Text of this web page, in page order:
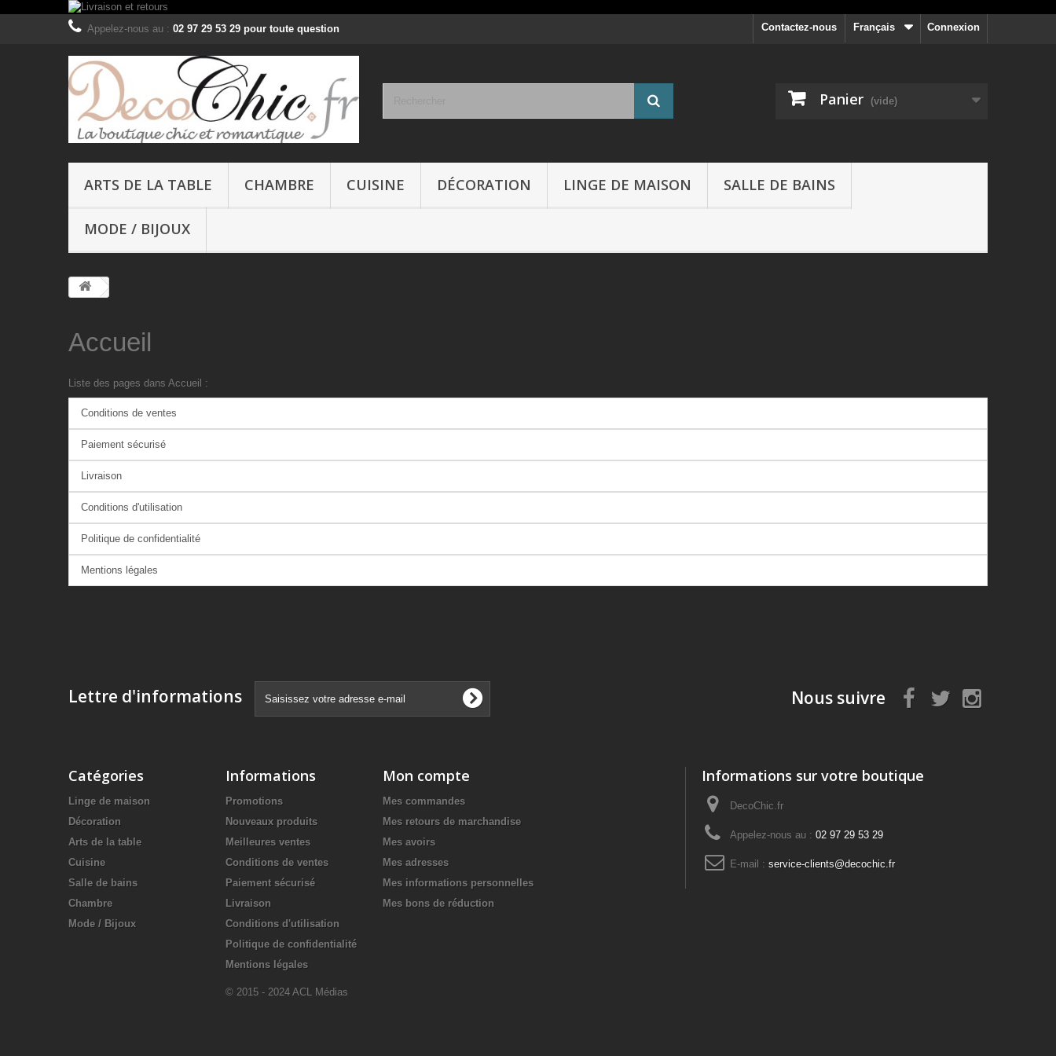
Connexion
Français
Contactez-nous
Appelez-nous au : 02 97 29 53 29 pour toute question
Panier (vide)
ARTS DE LA TABLE CHAMBRE CUISINE DÉCORATION LINGE DE MAISON SALLE DE BAINS
MODE / BIJOUX
Accueil
Liste des pages dans Accueil :
Conditions de ventes
Paiement sécurisé
Livraison
Conditions d'utilisation
Politique de confidentialité
Mentions légales
Lettre d'informations Nous suivre
Catégories
Linge de maison
Décoration
Arts de la table
Cuisine
Salle de bains
Chambre
Mode / Bijoux
Informations
Promotions
Nouveaux produits
Meilleures ventes
Conditions de ventes
Paiement sécurisé
Livraison
Conditions d'utilisation
Politique de confidentialité
Mentions légales
© 2015 - 2024 ACL Médias
Mon compte
Mes commandes
Mes retours de marchandise
Mes avoirs
Mes adresses
Mes informations personnelles
Mes bons de réduction
Informations sur votre boutique
DecoChic.fr
Appelez-nous au : 02 97 29 53 29
E-mail : service-clients@decochic.fr